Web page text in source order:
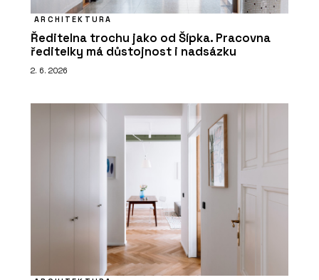
ARCHITEKTURA
Ředitelna trochu jako od Šípka. Pracovna
ředitelky má důstojnost i nadsázku
2. 6. 2026